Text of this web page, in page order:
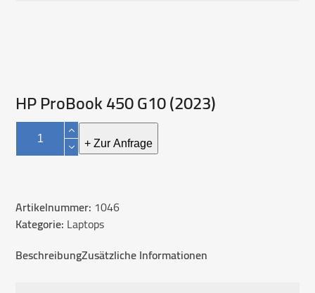
HP ProBook 450 G10 (2023)
HP
ProBook
450
Menge
+ Zur Anfrage
Artikelnummer: 1046
Kategorie: Laptops
BeschreibungZusätzliche Informationen